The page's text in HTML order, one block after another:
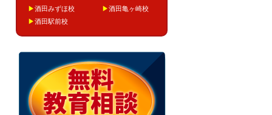
▶酒田みずほ校 ▶酒田亀ヶ崎校
▶酒田駅前校